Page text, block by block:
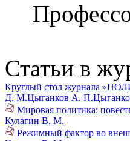
Статьи в
Круглый стол журнала
Д. М.Цыганков А. П.
Мировая политика:
Кулагин В. М.
Режимный фактор во